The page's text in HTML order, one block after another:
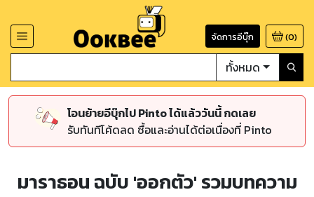
จัดการอีบุ๊ก (0)
ทั้งหมด
โอนย้ายอีบุ๊กไป Pinto ได้แล้ววันนี้ กดเลย
รับทันทีโค้ดลด ซื้อและอ่านได้ต่อเนื่องที่ Pinto
มาราธอน ฉบับ 'ออกตัว' รวมบทความ